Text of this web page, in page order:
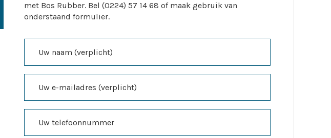
met Bos Rubber. Bel (0224) 57 14 68 of maak gebruik van
onderstaand formulier.